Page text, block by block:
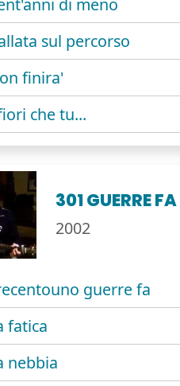
sul percorso
finira'
che tu...
301 GUERRE FA
2002
guerre fa
fatica
nebbia